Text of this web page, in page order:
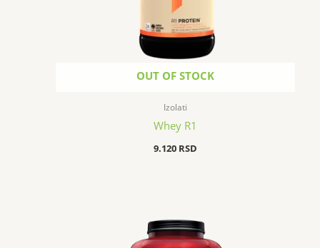
OUT OF STOCK
Izolati
Whey R1
9.120 RSD